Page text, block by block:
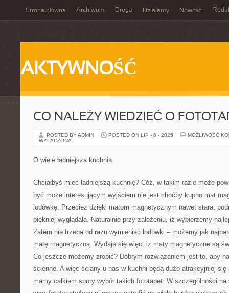
Strona główna Archiwum Droga Działamy Nowości
AKTYWNOŚĆ
CO NALEŻY WIEDZIEĆ O
POSTED BY ADMIN POSTED ON LIP - 6 - 2025
MOŻLIWOŚĆ
WYŁĄCZONA
O wiele ładniejsza kuchnia
Chciałbyś mieć ładniejszą kuchnię? Cóż, w takim razie może
być może interesującym wyjściem nie jest choćby kupno mat
lodówkę. Przecież dzięki matom magnetycznym nawet stara,
piękniej wyglądała. Naturalnie przy założeniu, iż wybierzemy
Zatem nie trzeba od razu wymieniać lodówki – możemy jak
matę magnetyczną. Wydaje się więc, iż maty magnetyczne są
Co jeszcze możemy zrobić? Dobrym rozwiązaniem jest to, aby
ścienne. A więc ściany u nas w kuchni będą dużo atrakcyjniej się
mamy całkiem spory wybór takich fototapet. W szczególności na